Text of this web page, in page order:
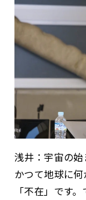
浅井：宇宙の始
かつて地球に
「不在」です